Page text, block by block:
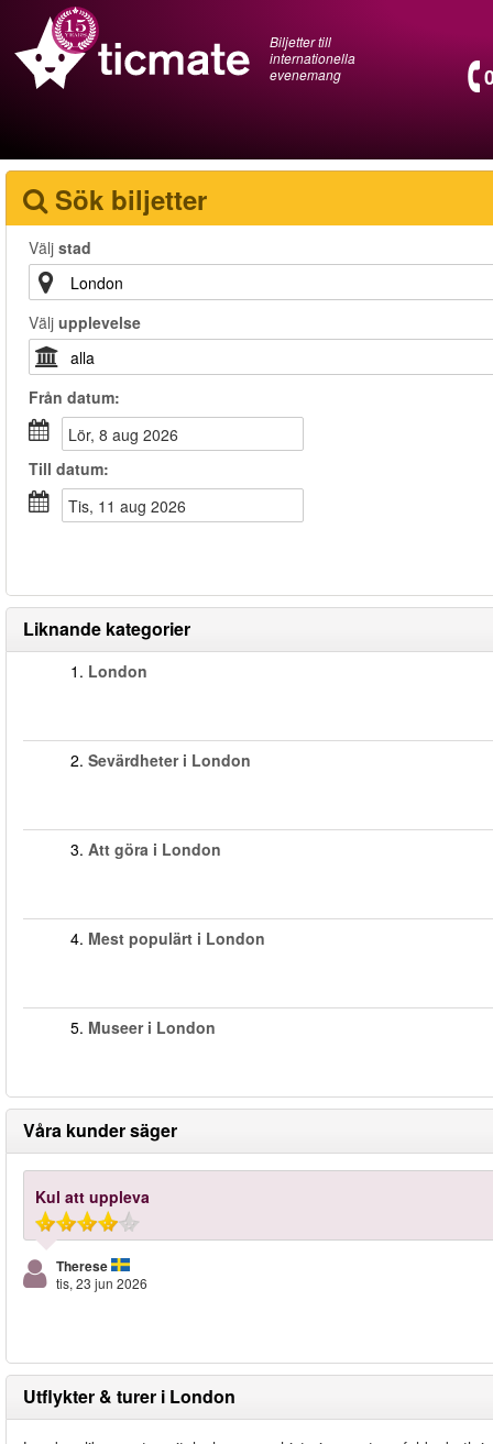
Biljetter till
internationella
evenemang
Sök biljetter
Välj stad
Välj upplevelse
Från datum:
lör, 8 aug 2026
Till datum:
tis, 11 aug 2026
Liknande kategorier
1. London
2. Sevärdheter i London
3. Att göra i London
4. Mest populärt i London
5. Museer i London
Våra kunder säger
Kul att uppleva
Therese
tis, 23 jun 2026
Utflykter & turer i London